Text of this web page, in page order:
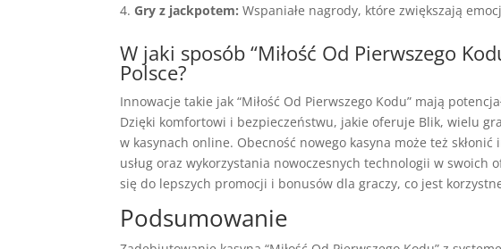
Gry z jackpotem: Wspaniałe nagrody, które zwiększają
W jaki sposób “Miłość Od Pierwszego
Polsce?
Innowacje takie jak “Miłość Od Pierwszego Kodu” mają
Dzięki komfortowi i bezpieczeństwu, jakie oferuje Blik, wielu
w kasynach online. Obecność nowego kasyna może też
usług oraz wykorzystania nowoczesnych technologii w
się do lepszych promocji i bonusów dla graczy, co jest
Podsumowanie